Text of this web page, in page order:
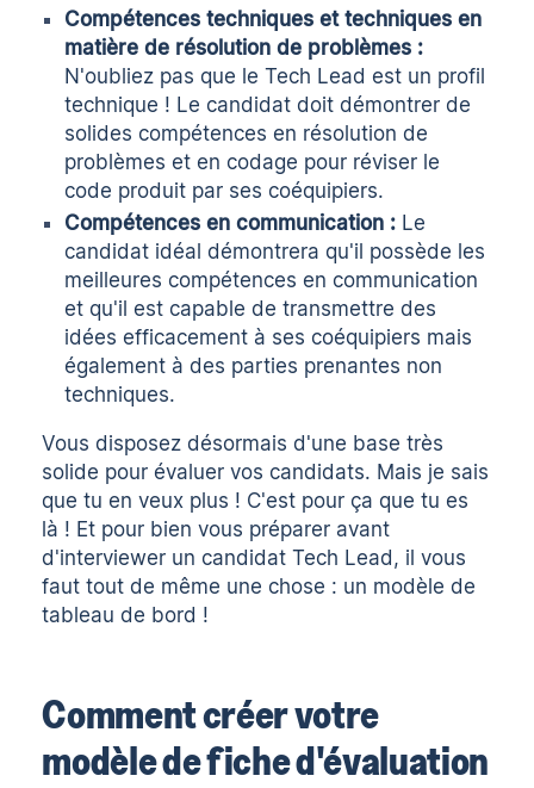
Compétences techniques et techniques en
matière de résolution de problèmes :
N'oubliez pas que le Tech Lead est un profil
technique ! Le candidat doit démontrer de
solides compétences en résolution de
problèmes et en codage pour réviser le
code produit par ses coéquipiers.
Compétences en communication : Le
candidat idéal démontrera qu'il possède les
meilleures compétences en communication
et qu'il est capable de transmettre des
idées efficacement à ses coéquipiers mais
également à des parties prenantes non
techniques.
Vous disposez désormais d'une base très
solide pour évaluer vos candidats. Mais je sais
que tu en veux plus ! C'est pour ça que tu es
là ! Et pour bien vous préparer avant
d'interviewer un candidat Tech Lead, il vous
faut tout de même une chose : un modèle de
tableau de bord !
Comment créer votre
modèle de fiche d'évaluation